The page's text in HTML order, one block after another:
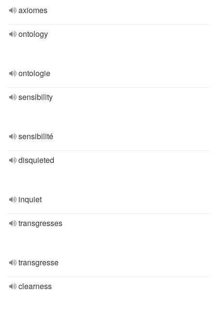
axiomes
ontology
ontologie
sensibility
sensibilité
disquieted
inquiet
transgresses
transgresse
clearness